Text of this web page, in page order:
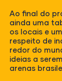
Ao final do
ainda uma
os locais e
respeito de
redor do
ideias a
arenas